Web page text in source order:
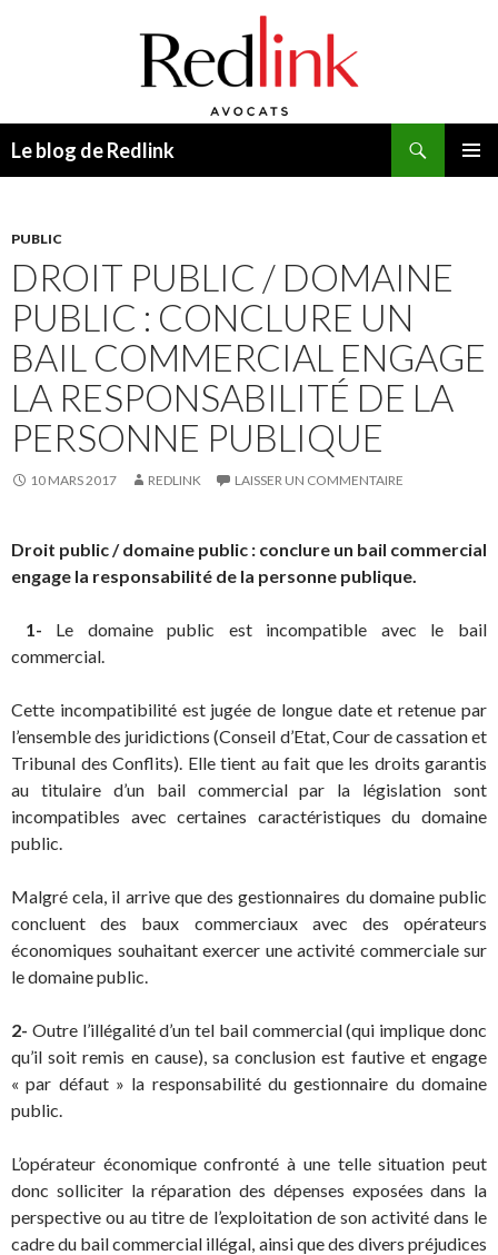
Le blog de Redlink
PUBLIC
DROIT PUBLIC / DOMAINE
PUBLIC : CONCLURE UN
BAIL COMMERCIAL ENGAGE
LA RESPONSABILITÉ DE LA
PERSONNE PUBLIQUE
10 MARS 2017 REDLINK LAISSER UN COMMENTAIRE
Droit public / domaine public : conclure un bail commercial
engage la responsabilité de la personne publique.
1- Le domaine public est incompatible avec le bail
commercial.
Cette incompatibilité est jugée de longue date et retenue par
l’ensemble des juridictions (Conseil d’Etat, Cour de cassation et
Tribunal des Conflits). Elle tient au fait que les droits garantis
au titulaire d’un bail commercial par la législation sont
incompatibles avec certaines caractéristiques du domaine
public.
Malgré cela, il arrive que des gestionnaires du domaine public
concluent des baux commerciaux avec des opérateurs
économiques souhaitant exercer une activité commerciale sur
le domaine public.
2- Outre l’illégalité d’un tel bail commercial (qui implique donc
qu’il soit remis en cause), sa conclusion est fautive et engage
« par défaut » la responsabilité du gestionnaire du domaine
public.
L’opérateur économique confronté à une telle situation peut
donc solliciter la réparation des dépenses exposées dans la
perspective ou au titre de l’exploitation de son activité dans le
cadre du bail commercial illégal, ainsi que des divers préjudices